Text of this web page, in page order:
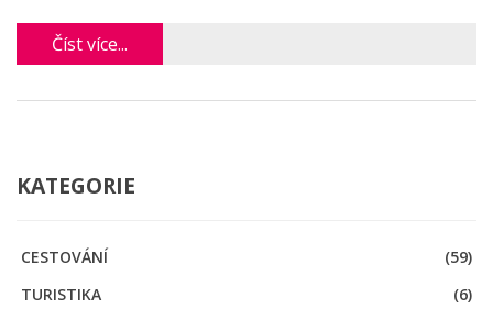
Číst více...
KATEGORIE
CESTOVÁNÍ
(59)
TURISTIKA
(6)